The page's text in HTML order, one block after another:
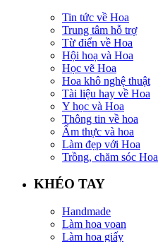
Tin tức về Hoa
Trung tâm hỗ trợ
Từ điển về Hoa
Hội hoạ và Hoa
Học vẽ Hoa
Hoa khô nghệ thuật
Tài liệu hay về Hoa
Y học và Hoa
Thông tin về hoa
Ẩm thực và hoa
Làm đẹp với Hoa
Trồng, chăm sóc Hoa
KHÉO TAY
Handmade
Làm hoa voan
Làm hoa giấy